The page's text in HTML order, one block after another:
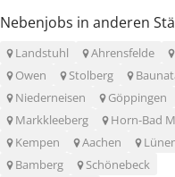
Nebenjobs in anderen
Landstuhl Ahrensfelde
Owen
Stolberg
Niederneisen
Göppingen
Markkleeberg
Horn-Bad
Kempen
Aachen
Bamberg
Schönebeck